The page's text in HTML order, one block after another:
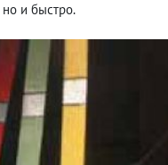
но и быстро.